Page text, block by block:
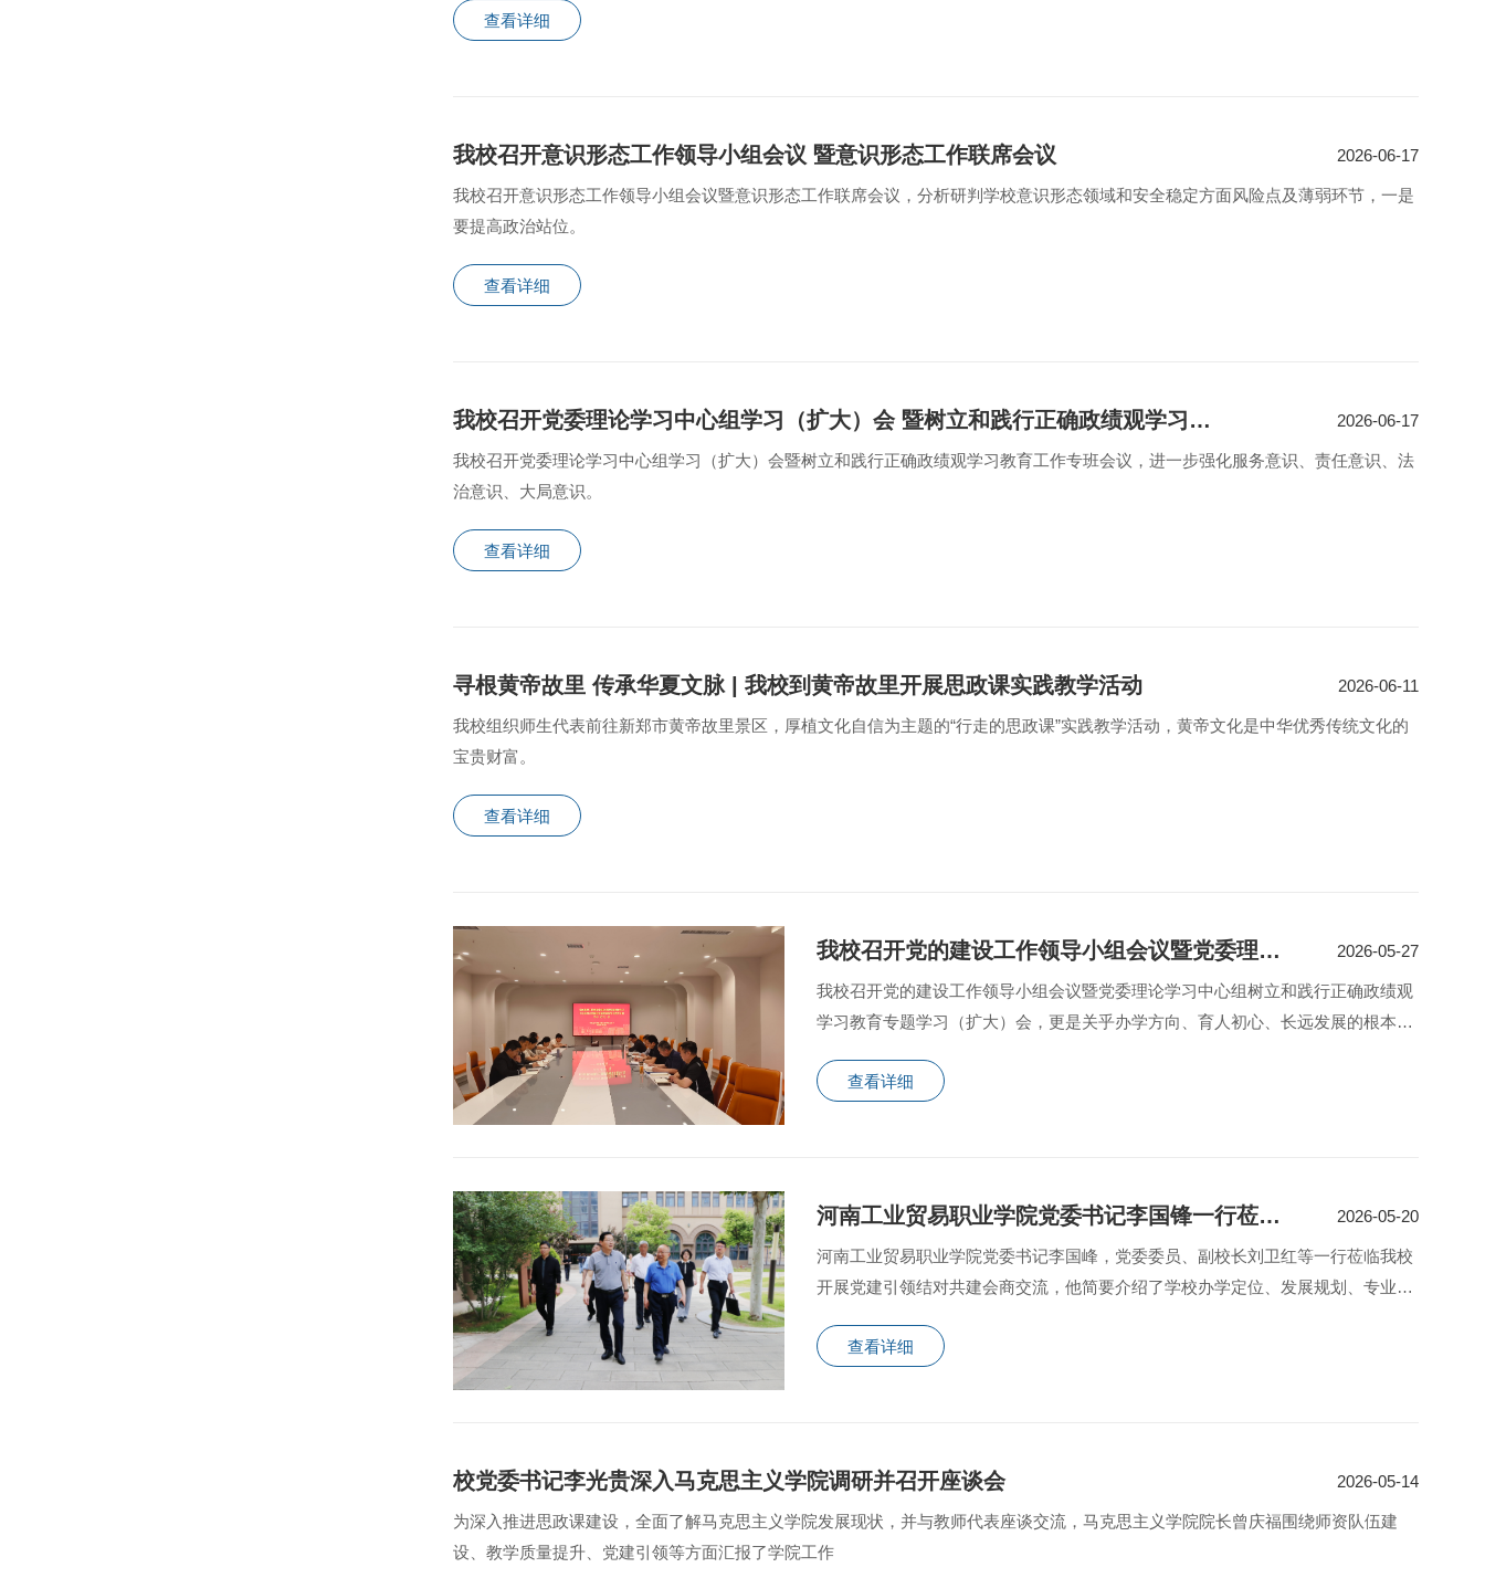
查看详细
我校召开意识形态工作领导小组会议 暨意识形态工作联席会议 2026-06-17
我校召开意识形态工作领导小组会议暨意识形态工作联席会议，分析研判学校意识形态领域和安全稳定方面风险点及薄弱环节，一是
要提高政治站位。
查看详细
我校召开党委理论学习中心组学习（扩大）会 暨树立和践行正确政绩观学习教育工作专班会议 2026-06-17
我校召开党委理论学习中心组学习（扩大）会暨树立和践行正确政绩观学习教育工作专班会议，进一步强化服务意识、责任意识、法
治意识、大局意识。
查看详细
寻根黄帝故里 传承华夏文脉 | 我校到黄帝故里开展思政课实践教学活动 2026-06-11
我校组织师生代表前往新郑市黄帝故里景区，厚植文化自信为主题的“行走的思政课”实践教学活动，黄帝文化是中华优秀传统文化的
宝贵财富。
查看详细
我校召开党的建设工作领导小组会议暨党委理论学习 中心组学习（扩大）会 2026-05-27
我校召开党的建设工作领导小组会议暨党委理论学习中心组树立和践行正确政绩观
学习教育专题学习（扩大）会，更是关乎办学方向、育人初心、长远发展的根本
查看详细
河南工业贸易职业学院党委书记李国锋一行莅临我校开展党建引领结对共建会商交流 2026-05-20
河南工业贸易职业学院党委书记李国峰，党委委员、副校长刘卫红等一行莅临我校
开展党建引领结对共建会商交流，他简要介绍了学校办学定位、发展规划、专业建
查看详细
校党委书记李光贵深入马克思主义学院调研并召开座谈会 2026-05-14
为深入推进思政课建设，全面了解马克思主义学院发展现状，并与教师代表座谈交流，马克思主义学院院长曾庆福围绕师资队伍建
设、教学质量提升、党建引领等方面汇报了学院工作